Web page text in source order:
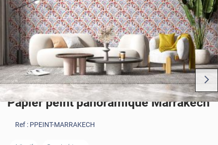
Papier peint panoramique Marrakech
Ref : PPEINT-MARRAKECH